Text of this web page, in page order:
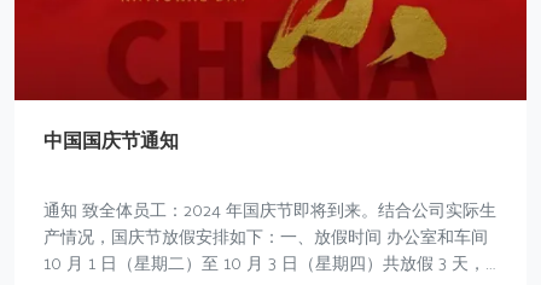
中国国庆节通知
通知 致全体员工：2024 年国庆节即将到来。结合公司实际生
产情况，国庆节放假安排如下：一、放假时间 办公室和车间
10 月 1 日（星期二）至 10 月 3 日（星期四）共放假 3 天，